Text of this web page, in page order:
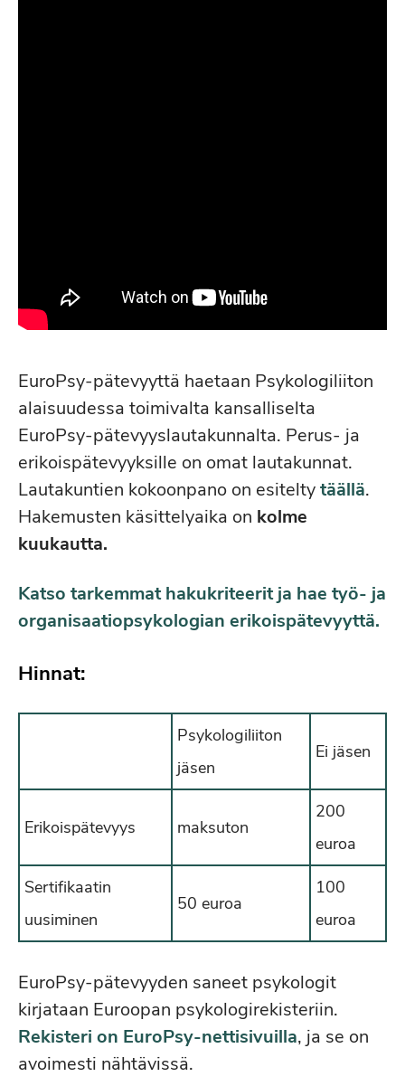
EuroPsy-pätevyyttä haetaan Psykologiliiton
alaisuudessa toimivalta kansalliselta
EuroPsy-pätevyyslautakunnalta. Perus- ja
erikoispätevyyksille on omat lautakunnat.
Lautakuntien kokoonpano on esiteltytäällä.
Hakemusten käsittelyaika on kolme
kuukautta.
Katso tarkemmat hakukriteerit ja hae työ- ja
organisaatiopsykologian erikoispätevyyttä.
Hinnat:
Psykologiliiton
jäsen
Ei jäsen
Erikoispätevyys maksuton
200
euroa
Sertifikaatin
uusiminen
50 euroa
100
euroa
EuroPsy-pätevyyden saneet psykologit
kirjataan Euroopan psykologirekisteriin.
Rekisteri on EuroPsy-nettisivuilla, ja se on
avoimesti nähtävissä.